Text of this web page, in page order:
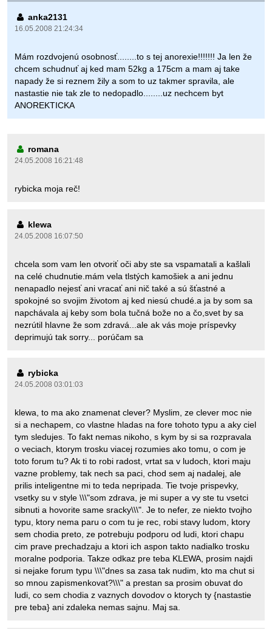
anka2131
16.05.2008 21:24:34
Mám rozdvojenú osobnosť........to s tej anorexie!!!!!!! Ja len že
chcem schudnuť aj ked mam 52kg a 175cm a mam aj take
napady že si reznem žily a som to uz takmer spravila, ale
nastastie nie tak zle to nedopadlo........uz nechcem byt
ANOREKTICKA
romana
24.05.2008 16:21:48
rybicka moja reč!
klewa
24.05.2008 16:07:50
chcela som vam len otvoriť oči aby ste sa vspamatali a kašlali
na celé chudnutie.mám vela tlstých kamošiek a ani jednu
nenapadlo nejesť ani vracať ani nič také a sú šťastné a
spokojné so svojim životom aj ked niesú chudé.a ja by som sa
napchávala aj keby som bola tučná bože no a čo,svet by sa
nezrútil hlavne že som zdravá...ale ak vás moje príspevky
deprimujú tak sorry... porúčam sa
rybicka
24.05.2008 03:01:03
klewa, to ma ako znamenat clever? Myslim, ze clever moc nie
si a nechapem, co vlastne hladas na fore tohoto typu a aky ciel
tym sledujes. To fakt nemas nikoho, s kym by si sa rozpravala
o veciach, ktorym trosku viacej rozumies ako tomu, o com je
toto forum tu? Ak ti to robi radost, vrtat sa v ludoch, ktori maju
vazne problemy, tak nech sa paci, chod sem aj nadalej, ale
prilis inteligentne mi to teda nepripada. Tie tvoje prispevky,
vsetky su v style \\\"som zdrava, je mi super a vy ste tu vsetci
sibnuti a hovorite same sracky\\\". Je to nefer, ze niekto tvojho
typu, ktory nema paru o com tu je rec, robi stavy ludom, ktory
sem chodia preto, ze potrebuju podporu od ludi, ktori chapu
cim prave prechadzaju a ktori ich aspon takto nadialko trosku
moralne podporia. Takze odkaz pre teba KLEWA, prosim najdi
si nejake forum typu \\\"dnes sa zasa tak nudim, kto ma chut si
so mnou zapismenkovat?\\\" a prestan sa prosim obuvat do
ludi, co sem chodia z vaznych dovodov o ktorych ty {nastastie
pre teba} ani zdaleka nemas sajnu. Maj sa.